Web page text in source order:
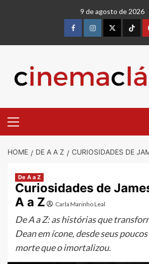
9 de agosto de 2026
Facebookinstagramtwitter
Menu
HOME DE A A Z CURIOSIDADES DE
De A a Z
Curiosidades de
A a Z
Carla Marinho Leal
De A a Z: as histórias que
Dean em ícone, desde seus
morte que o imortalizou.